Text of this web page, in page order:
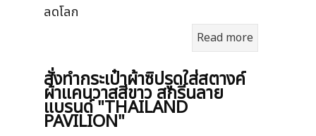
ลดโลก
Read more
สั่งทำกระเป๋าผ้าซิปรูดใส่สตางค์
ผ้าแคนวาสสีขาว สกรีนลาย
แบรนด์ "THAILAND
PAVILION"